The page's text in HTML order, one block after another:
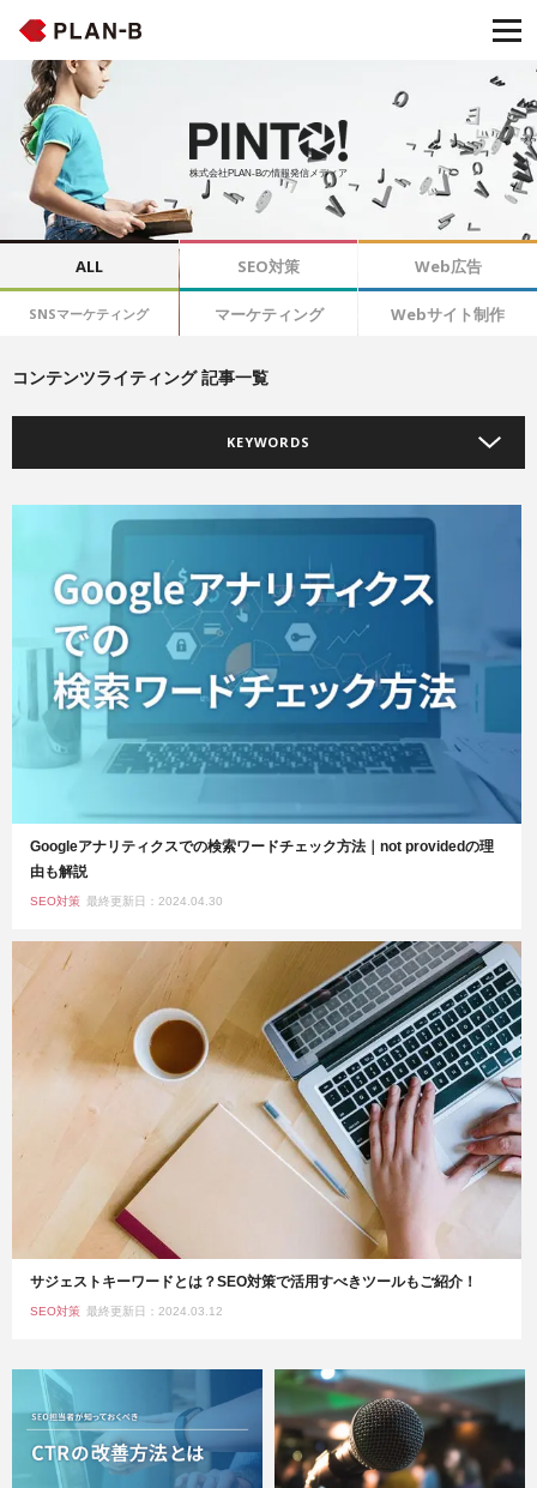
株式会社PLAN-Bの情報発信メディア
ALL SEO対策 Web広告
SNSマーケティング マーケティング Webサイト制作
コンテンツライティング 記事一覧
KEYWORDS
Googleアナリティクスでの検索ワードチェック方法｜not providedの理
由も解説
SEO対策 最終更新日：2024.04.30
サジェストキーワードとは？SEO対策で活用すべきツールもご紹介！
SEO対策 最終更新日：2024.03.12